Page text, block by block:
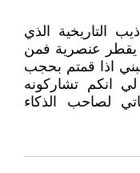
التاريخية الذي
يقطر عنصرية فمن
اذا قمتم بحجب
لي انكم تشاركونه
لصاحب الذكاء